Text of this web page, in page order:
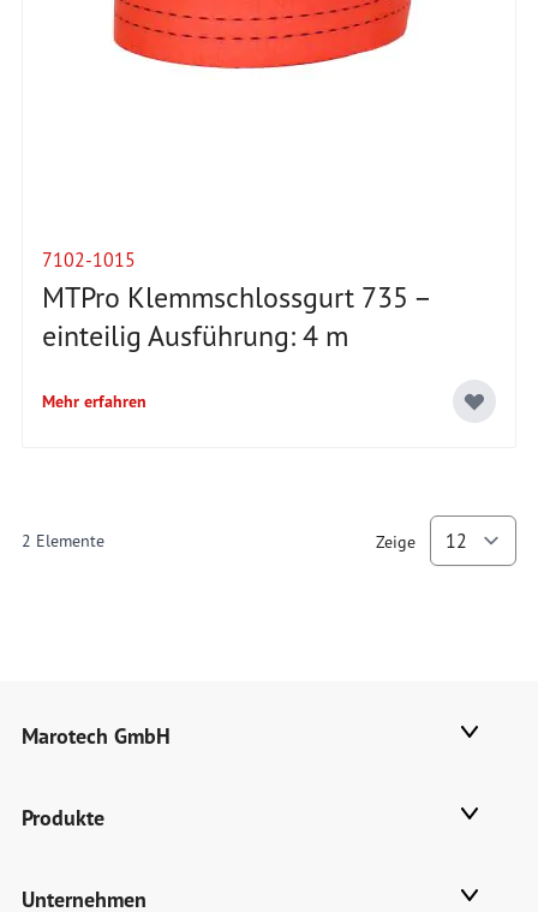
7102-1015
MTPro Klemmschlossgurt 735 –
einteilig Ausführung: 4 m
Mehr erfahren
2 Elemente Zeige
Marotech GmbH
Produkte
Unternehmen